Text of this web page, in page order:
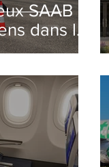
SAAB
dans le
été